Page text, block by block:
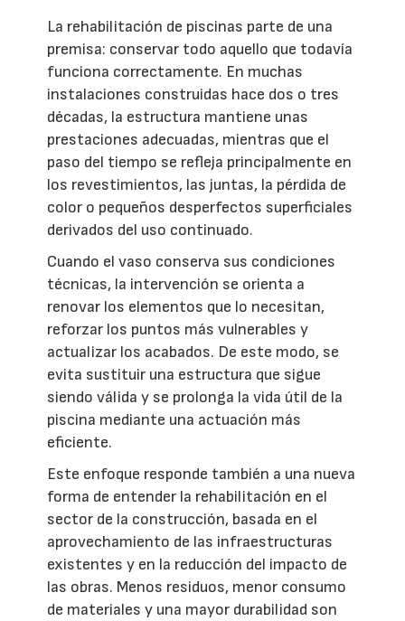
La rehabilitación de piscinas parte de una
premisa: conservar todo aquello que todavía
funciona correctamente. En muchas
instalaciones construidas hace dos o tres
décadas, la estructura mantiene unas
prestaciones adecuadas, mientras que el
paso del tiempo se refleja principalmente en
los revestimientos, las juntas, la pérdida de
color o pequeños desperfectos superficiales
derivados del uso continuado.
Cuando el vaso conserva sus condiciones
técnicas, la intervención se orienta a
renovar los elementos que lo necesitan,
reforzar los puntos más vulnerables y
actualizar los acabados. De este modo, se
evita sustituir una estructura que sigue
siendo válida y se prolonga la vida útil de la
piscina mediante una actuación más
eficiente.
Este enfoque responde también a una nueva
forma de entender la rehabilitación en el
sector de la construcción, basada en el
aprovechamiento de las infraestructuras
existentes y en la reducción del impacto de
las obras. Menos residuos, menor consumo
de materiales y una mayor durabilidad son